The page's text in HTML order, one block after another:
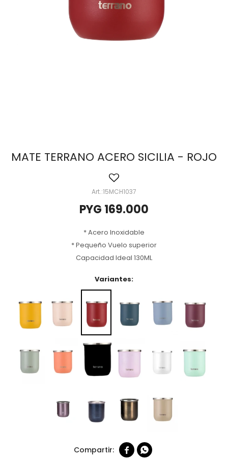
MATE TERRANO ACERO SICILIA - ROJO
15MCH1037
PYG 169.000
* Acero Inoxidable
* Pequeño Vuelo superior
Capacidad Ideal 130ML
Variantes:
 